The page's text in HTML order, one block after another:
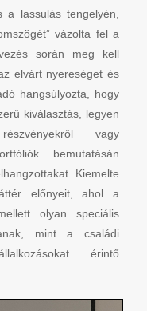
lassulás tengelyén,
vázolta fel a
során meg kell
elvárt nyereséget és
hangsúlyozta, hogy
kiválasztás, legyen
vagy
bemutatásán
Kiemelte
előnyeit, ahol a
olyan speciális
mint a családi
érintő